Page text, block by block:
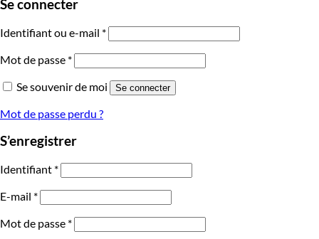
Se connecter
Identifiant ou e-mail *
Mot de passe *
Se souvenir de moi
Se connecter
Mot de passe perdu ?
S’enregistrer
Identifiant *
E-mail *
Mot de passe *